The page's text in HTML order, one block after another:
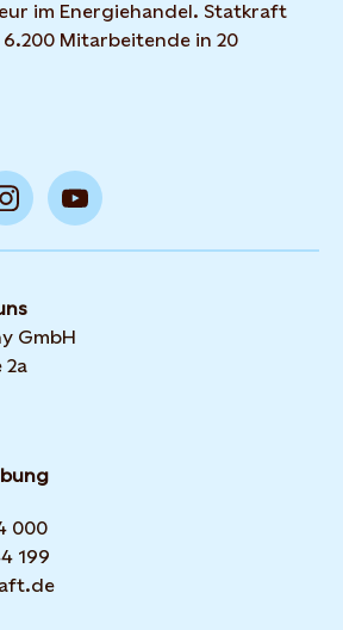
im Energiehandel. Statkraft
Mitarbeitende in 20
GmbH
2a
000
199